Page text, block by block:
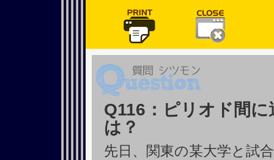
Q116：ピリオド間
は？
先日、関東の某大学と試